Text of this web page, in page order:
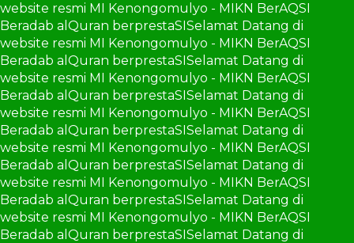
website resmi MI Kenongomulyo - MIKN BerAQSI
Beradab alQuran berprestaSISelamat Datang di
website resmi MI Kenongomulyo - MIKN BerAQSI
Beradab alQuran berprestaSISelamat Datang di
website resmi MI Kenongomulyo - MIKN BerAQSI
Beradab alQuran berprestaSISelamat Datang di
website resmi MI Kenongomulyo - MIKN BerAQSI
Beradab alQuran berprestaSISelamat Datang di
website resmi MI Kenongomulyo - MIKN BerAQSI
Beradab alQuran berprestaSISelamat Datang di
website resmi MI Kenongomulyo - MIKN BerAQSI
Beradab alQuran berprestaSISelamat Datang di
website resmi MI Kenongomulyo - MIKN BerAQSI
Beradab alQuran berprestaSISelamat Datang di